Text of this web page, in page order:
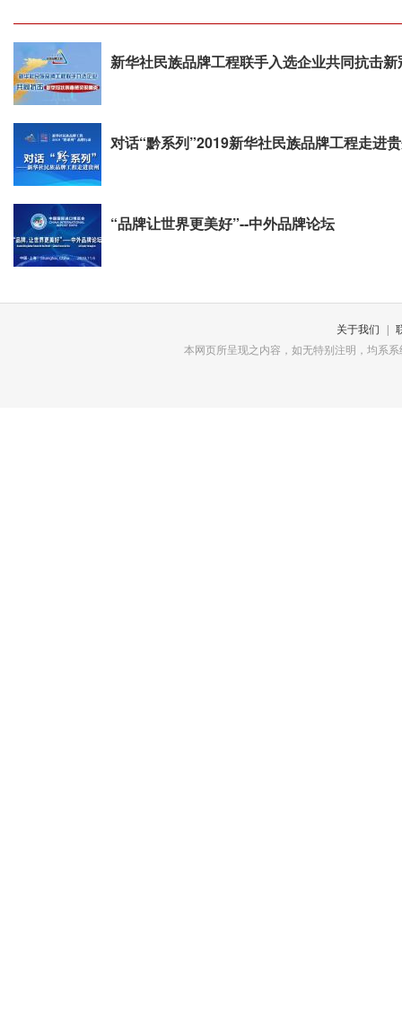
新华社民族品牌工程联手入选企业共同抗击新
对话“黔系列”2019新华社民族品牌工程走进
“品牌让世界更美好”--中外品牌论坛
关于我们
本网页所呈现之内容，如无特别注明，均系